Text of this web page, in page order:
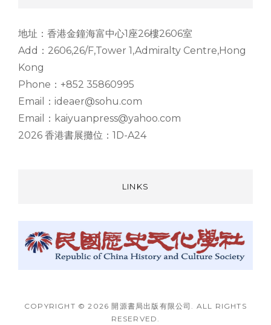
地址：香港金鐘海富中心1座26樓2606室
Add：2606,26/F,Tower 1,Admiralty Centre,Hong
Kong
Phone：+852 35860995
Email：ideaer@sohu.com
Email：kaiyuanpress@yahoo.com
2026 香港書展攤位：1D-A24
LINKS
COPYRIGHT © 2026 開源書局出版有限公司. ALL RIGHTS
RESERVED.